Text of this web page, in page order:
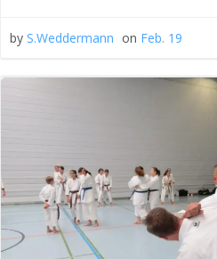
by S.Weddermann on Feb. 19